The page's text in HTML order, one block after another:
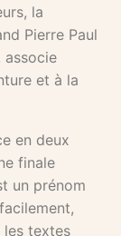
la
Pierre Paul
associe
et à la
en deux
finale
un prénom
les textes